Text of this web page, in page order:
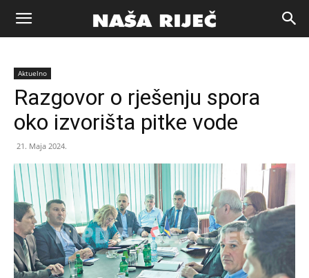
Naša
riječ
Aktuelno
Razgovor o rješenju spora
oko izvorišta pitke vode
21. Maja 2024.